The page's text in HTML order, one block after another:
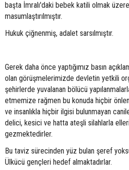
başta İmralı'daki bebek katili olmak
masumlaştırılmıştır.
Hukuk çiğnenmiş, adalet sarsılmıştır.
Gerek daha önce yaptığımız basın
olan görüşmelerimizde devletin yetkili
şehirlerde yuvalanan bölücü
etmemize rağmen bu konuda hiçbir
ve insanlıkla hiçbir ilgisi bulunmayan
delici, kesici ve hatta ateşli silahlarla
gezmektedirler.
Bu taviz sürecinden yüz bulan şeref
Ülkücü gençleri hedef almaktadırlar.